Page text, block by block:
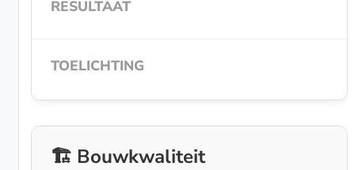
🏗️ Bouwkwaliteit